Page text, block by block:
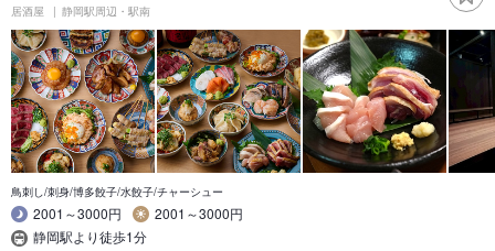
居酒屋 静岡駅周辺・駅南
鳥刺し/刺身/博多餃子/水餃子/チャーシュー
2001～3000円
2001～3000円
静岡駅より徒歩1分